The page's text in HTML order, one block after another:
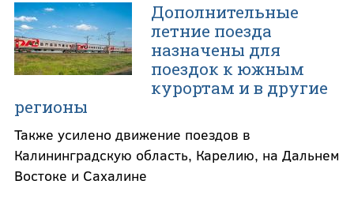
Дополнительные
летние поезда
назначены для
поездок к южным
курортам и в другие
регионы
Также усилено движение поездов в
Калининградскую область, Карелию, на Дальнем
Востоке и Сахалине